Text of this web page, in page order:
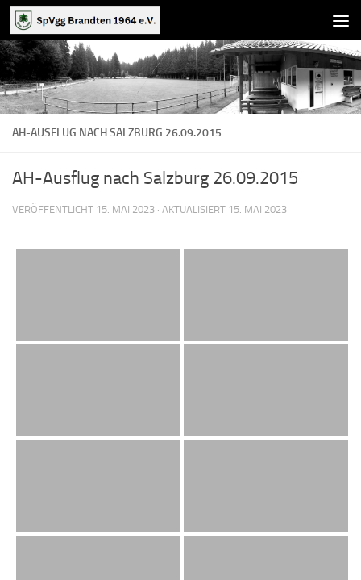
Zum Inhalt springen
AH-AUSFLUG NACH SALZBURG 26.09.2015
AH-Ausflug nach Salzburg 26.09.2015
VERÖFFENTLICHT 15. MAI 2023 · AKTUALISIERT 15. MAI 2023